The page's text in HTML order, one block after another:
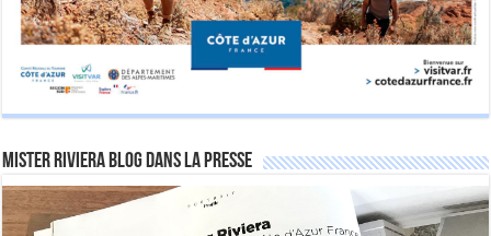
Mister Riviera Blog dans la Presse